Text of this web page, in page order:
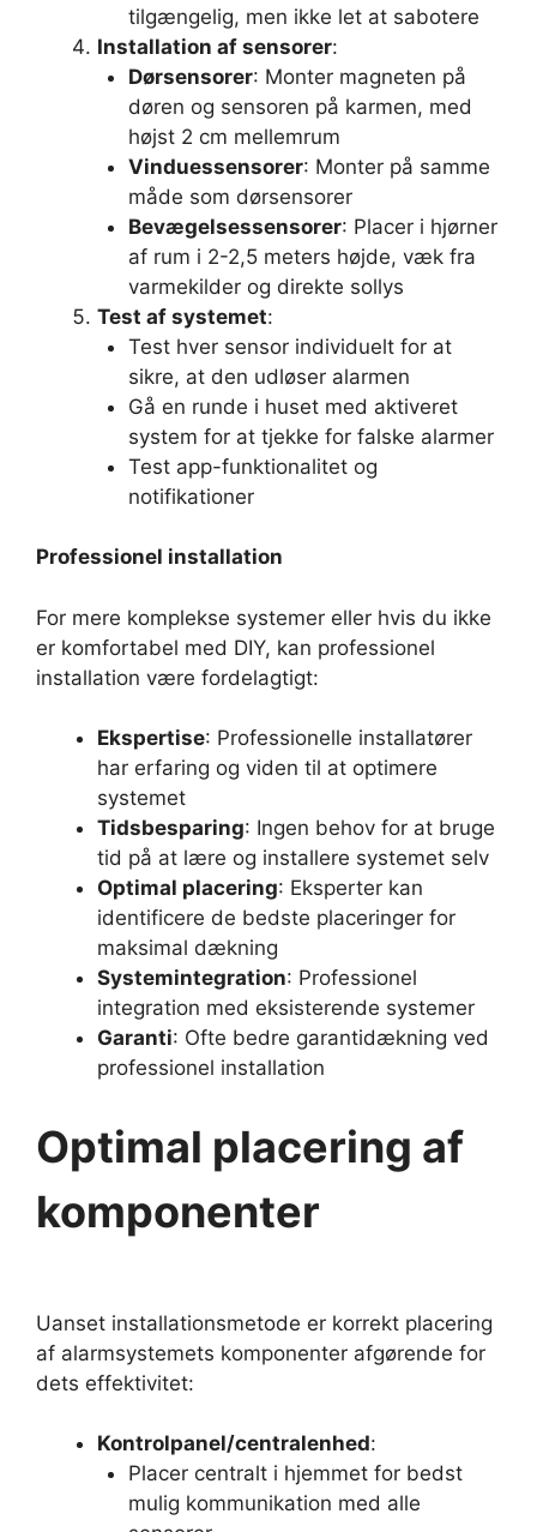
tilgængelig, men ikke let at sabotere
Installation af sensorer:
Dørsensorer: Monter magneten på
døren og sensoren på karmen, med
højst 2 cm mellemrum
Vinduessensorer: Monter på samme
måde som dørsensorer
Bevægelsessensorer: Placer i hjørner
af rum i 2-2,5 meters højde, væk fra
varmekilder og direkte sollys
Test af systemet:
Test hver sensor individuelt for at
sikre, at den udløser alarmen
Gå en runde i huset med aktiveret
system for at tjekke for falske alarmer
Test app-funktionalitet og
notifikationer
Professionel installation
For mere komplekse systemer eller hvis du ikke
er komfortabel med DIY, kan professionel
installation være fordelagtigt:
Ekspertise: Professionelle installatører
har erfaring og viden til at optimere
systemet
Tidsbesparing: Ingen behov for at bruge
tid på at lære og installere systemet selv
Optimal placering: Eksperter kan
identificere de bedste placeringer for
maksimal dækning
Systemintegration: Professionel
integration med eksisterende systemer
Garanti: Ofte bedre garantidækning ved
professionel installation
Optimal placering af
komponenter
Uanset installationsmetode er korrekt placering
af alarmsystemets komponenter afgørende for
dets effektivitet:
Kontrolpanel/centralenhed:
Placer centralt i hjemmet for bedst
mulig kommunikation med alle